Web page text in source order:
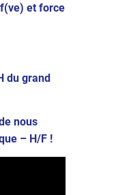
et force
du grand
nous
– H/F !